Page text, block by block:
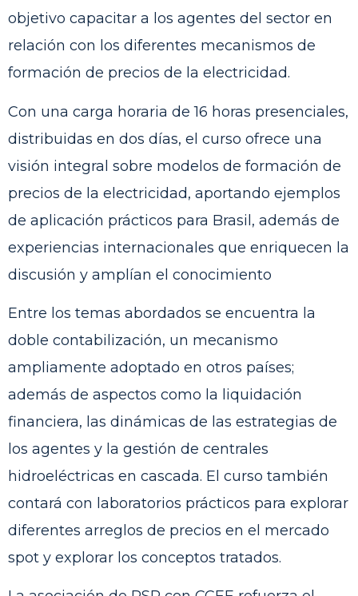
objetivo capacitar a los agentes del sector en
relación con los diferentes mecanismos de
formación de precios de la electricidad.
Con una carga horaria de 16 horas presenciales,
distribuidas en dos días, el curso ofrece una
visión integral sobre modelos de formación de
precios de la electricidad, aportando ejemplos
de aplicación prácticos para Brasil, además de
experiencias internacionales que enriquecen la
discusión y amplían el conocimiento
Entre los temas abordados se encuentra la
doble contabilización, un mecanismo
ampliamente adoptado en otros países;
además de aspectos como la liquidación
financiera, las dinámicas de las estrategias de
los agentes y la gestión de centrales
hidroeléctricas en cascada. El curso también
contará con laboratorios prácticos para explorar
diferentes arreglos de precios en el mercado
spot y explorar los conceptos tratados.